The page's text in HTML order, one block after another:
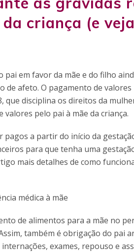
criança (e
em favor da mãe e do filho
afeto. O pagamento de
que disciplina os direitos da
pelo pai à mãe da criança.
a partir do início da
para que tenha uma
mais detalhes de como
médica à mãe
de alimentos para a mãe no
também é obrigação do pai
exames, repouso e